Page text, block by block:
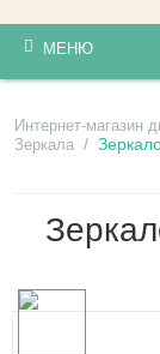
МЕНЮ
Интернет-магазин
Зеркала /